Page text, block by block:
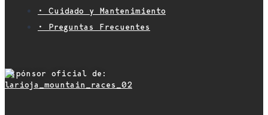
• Cuidado y Mantenimiento
• Preguntas Frecuentes
Espónsor oficial de: